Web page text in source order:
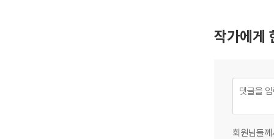
작가에게
회원님들